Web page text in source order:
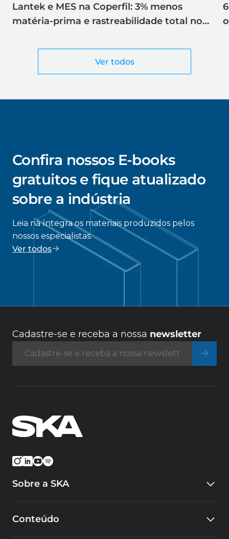
Ver todos
Lantek e MES na Coperfil: 3% menos
matéria-prima e rastreabilidade total no
Confira nossos E-books
gratuitos e fique atualizado
sobre a indústria
Leia na íntegra os materiais produzidos pelos
nossos especialistas.
Ver todos
Cadastre-se e receba a nossa newsletter
Sobre a SKA
Eventos
Conteúdo